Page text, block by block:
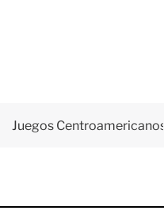
Juegos Centroamericanos